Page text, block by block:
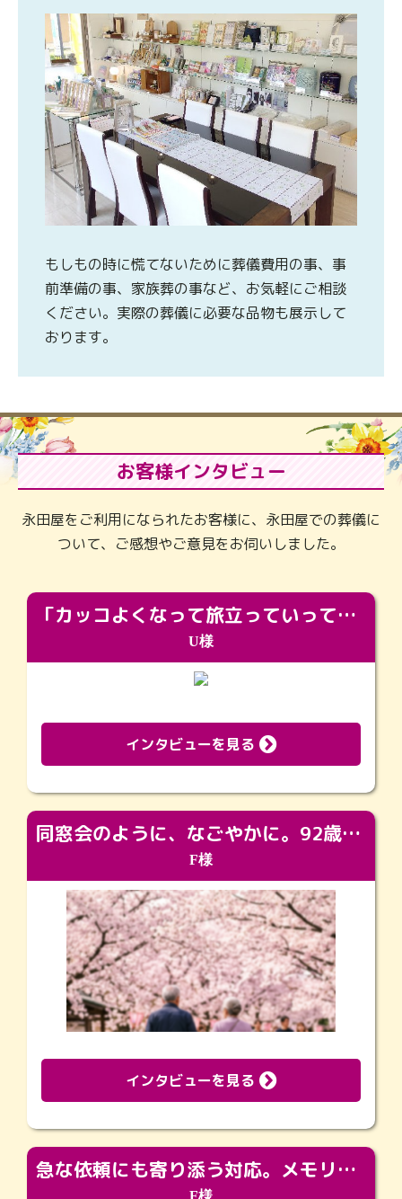
もしもの時に慌てないために葬儀費用の事、事
前準備の事、家族葬の事など、お気軽にご相談
ください。実際の葬儀に必要な品物も展示して
おります。
お客様インタビュー
永田屋をご利用になられたお客様に、永田屋での葬儀に
ついて、ご感想やご意見をお伺いしました。
「カッコよくなって旅立っていってくれました（笑）もっとカッコいいって言ってあげればよかったな」
U様
インタビューを見る
同窓会のように、なごやかに。92歳の旅立ちを彩った、再会と感謝の場
F様
インタビューを見る
急な依頼にも寄り添う対応。メモリアルコーナーで振り返る大切な日々
F様